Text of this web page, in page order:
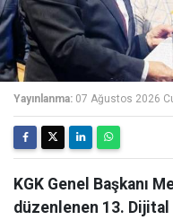
Yayınlanma: 07 Ağustos 2026
KGK Genel Başkanı
düzenlenen 13. Dijital